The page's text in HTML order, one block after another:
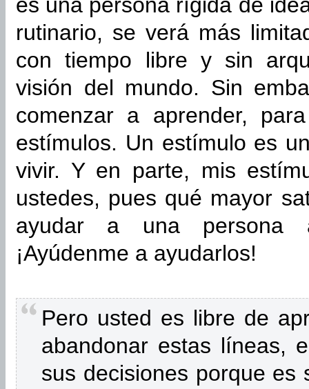
rutinario, se verá más
con tiempo libre y sin
visión del mundo. Sin
comenzar a aprender,
estímulos. Un estímulo es
vivir. Y en parte, mis
ustedes, pues qué mayor
ayudar a una persona
¡Ayúdenme a ayudarlos!
Pero usted es libre de
abandonar estas líneas,
sus decisiones porque